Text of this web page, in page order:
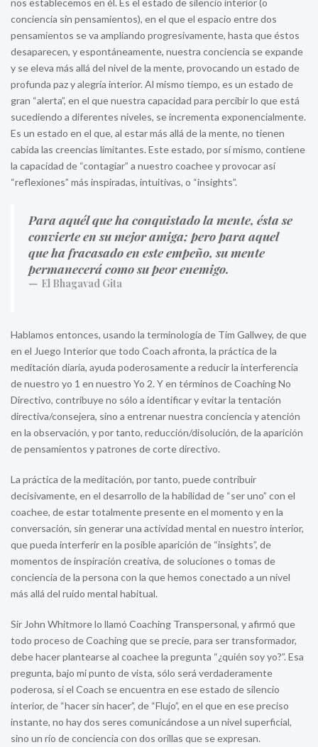
nos establecemos en él. Es el estado de silencio interior (o
conciencia sin pensamientos), en el que el espacio entre dos
pensamientos se va ampliando progresivamente, hasta que éstos
desaparecen, y espontáneamente, nuestra conciencia se expande
y se eleva más allá del nivel de la mente, provocando un estado de
profunda paz y alegría interior. Al mismo tiempo, es un estado de
gran “alerta”, en el que nuestra capacidad para percibir lo que está
sucediendo a diferentes niveles, se incrementa exponencialmente.
Es un estado en el que, al estar más allá de la mente, no tienen
cabida las creencias limitantes. Este estado, por sí mismo, contiene
la capacidad de “contagiar” a nuestro coachee y provocar así
“reflexiones” más inspiradas, intuitivas, o “insights”.
Para aquél que ha conquistado la mente, ésta se
convierte en su mejor amiga; pero para aquel
que ha fracasado en este empeño, su mente
permanecerá como su peor enemigo.
El Bhagavad Gita
Hablamos entonces, usando la terminología de Tim Gallwey, de que
en el Juego Interior que todo Coach afronta, la práctica de la
meditación diaria, ayuda poderosamente a reducir la interferencia
de nuestro yo 1 en nuestro Yo 2. Y en términos de Coaching No
Directivo, contribuye no sólo a identificar y evitar la tentación
directiva/consejera, sino a entrenar nuestra conciencia y atención
en la observación, y por tanto, reducción/disolución, de la aparición
de pensamientos y patrones de corte directivo.
La práctica de la meditación, por tanto, puede contribuir
decisivamente, en el desarrollo de la habilidad de “ser uno” con el
coachee, de estar totalmente presente en el momento y en la
conversación, sin generar una actividad mental en nuestro interior,
que pueda interferir en la posible aparición de “insights”, de
momentos de inspiración creativa, de soluciones o tomas de
conciencia de la persona con la que hemos conectado a un nivel
más allá del ruido mental habitual.
Sir John Whitmore lo llamó Coaching Transpersonal, y afirmó que
todo proceso de Coaching que se precie, para ser transformador,
debe hacer plantearse al coachee la pregunta “¿quién soy yo?”. Esa
pregunta, bajo mi punto de vista, sólo será verdaderamente
poderosa, si el Coach se encuentra en ese estado de silencio
interior, de “hacer sin hacer”, de “Flujo”, en el que en ese preciso
instante, no hay dos seres comunicándose a un nivel superficial,
sino un río de conciencia con dos orillas que se expresan.